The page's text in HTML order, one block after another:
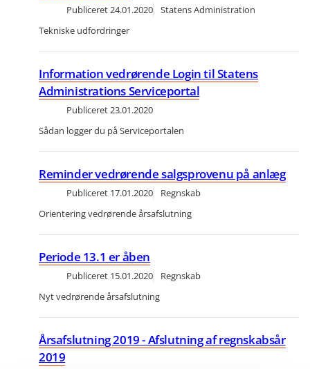
Publiceret24.01.2020
Statens Administration
Tekniske udfordringer
Information vedrørende Login til Statens
Administrations Serviceportal
Publiceret23.01.2020
Sådan logger du på Serviceportalen
Reminder vedrørende salgsprovenu på anlæg
Publiceret 17.01.2020
Regnskab
Orientering vedrørende årsafslutning
Periode 13.1 er åben
Publiceret 15.01.2020
Regnskab
Nyt vedrørende årsafslutning
Årsafslutning 2019 - Afslutning af regnskabsår
2019